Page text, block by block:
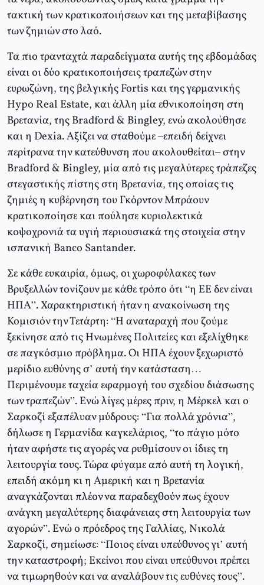
τακτική των κρατικοποιήσεων και της μεταβίβασης
των ζημιών στο λαό.
Τα πιο τρανταχτά παραδείγματα αυτής της εβδομάδας
είναι οι δύο κρατικοποιήσεις τραπεζών στην
ευρωζώνη, της βελγικής Fortis και της γερμανικής
Hypo Real Estate, και άλλη μία εθνικοποίηση στη
Βρετανία, της Bradford & Bingley, ενώ ακολούθησε
και η Dexia. Αξίζει να σταθούμε –επειδή δείχνει
περίτρανα την κατεύθυνση που ακολουθείται– στην
Bradford & Bingley, μία από τις μεγαλύτερες τράπεζες
στεγαστικής πίστης στη Βρετανία, της οποίας τις
ζημιές η κυβέρνηση του Γκόρντον Μπράουν
κρατικοποίησε και πούλησε κυριολεκτικά
κοψοχρονιά τα υγιή περιουσιακά της στοιχεία στην
ισπανική Banco Santander.
Σε κάθε ευκαιρία, όμως, οι χωροφύλακες των
Βρυξελλών τονίζουν με κάθε τρόπο ότι “η ΕΕ δεν είναι
ΗΠΑ”. Χαρακτηριστική ήταν η ανακοίνωση της
Κομισιόν την Τετάρτη: “Η αναταραχή που ζούμε
ξεκίνησε από τις Ηνωμένες Πολιτείες και εξελίχθηκε
σε παγκόσμιο πρόβλημα. Οι ΗΠΑ έχουν ξεχωριστό
μερίδιο ευθύνης σ’ αυτή την κατάσταση…
Περιμένουμε ταχεία εφαρμογή του σχεδίου διάσωσης
των τραπεζών”. Ενώ λίγες μέρες πριν, η Μέρκελ και ο
Σαρκοζί εξαπέλυαν μύδρους: “Για πολλά χρόνια”,
δήλωσε η Γερμανίδα καγκελάριος, “το πάγιο μότο
ήταν αφήστε τις αγορές να ρυθμίσουν οι ίδιες τη
λειτουργία τους. Τώρα φύγαμε από αυτή τη λογική,
επειδή ακόμη κι η Αμερική και η Βρετανία
αναγκάζονται πλέον να παραδεχθούν πως έχουν
ανάγκη μεγαλύτερης διαφάνειας στη λειτουργία των
αγορών”. Ενώ ο πρόεδρος της Γαλλίας, Νικολά
Σαρκοζί, σημείωσε: “Ποιος είναι υπεύθυνος γι’ αυτή
την καταστροφή; Εκείνοι που είναι υπεύθυνοι πρέπει
να τιμωρηθούν και να αναλάβουν τις ευθύνες τους”.